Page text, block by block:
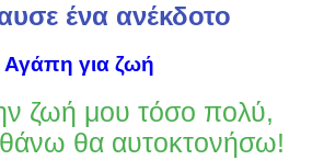
ένα ανέκδοτο
Αγάπη για ζωή
ζωή μου τόσο πολύ,
θα αυτοκτονήσω!